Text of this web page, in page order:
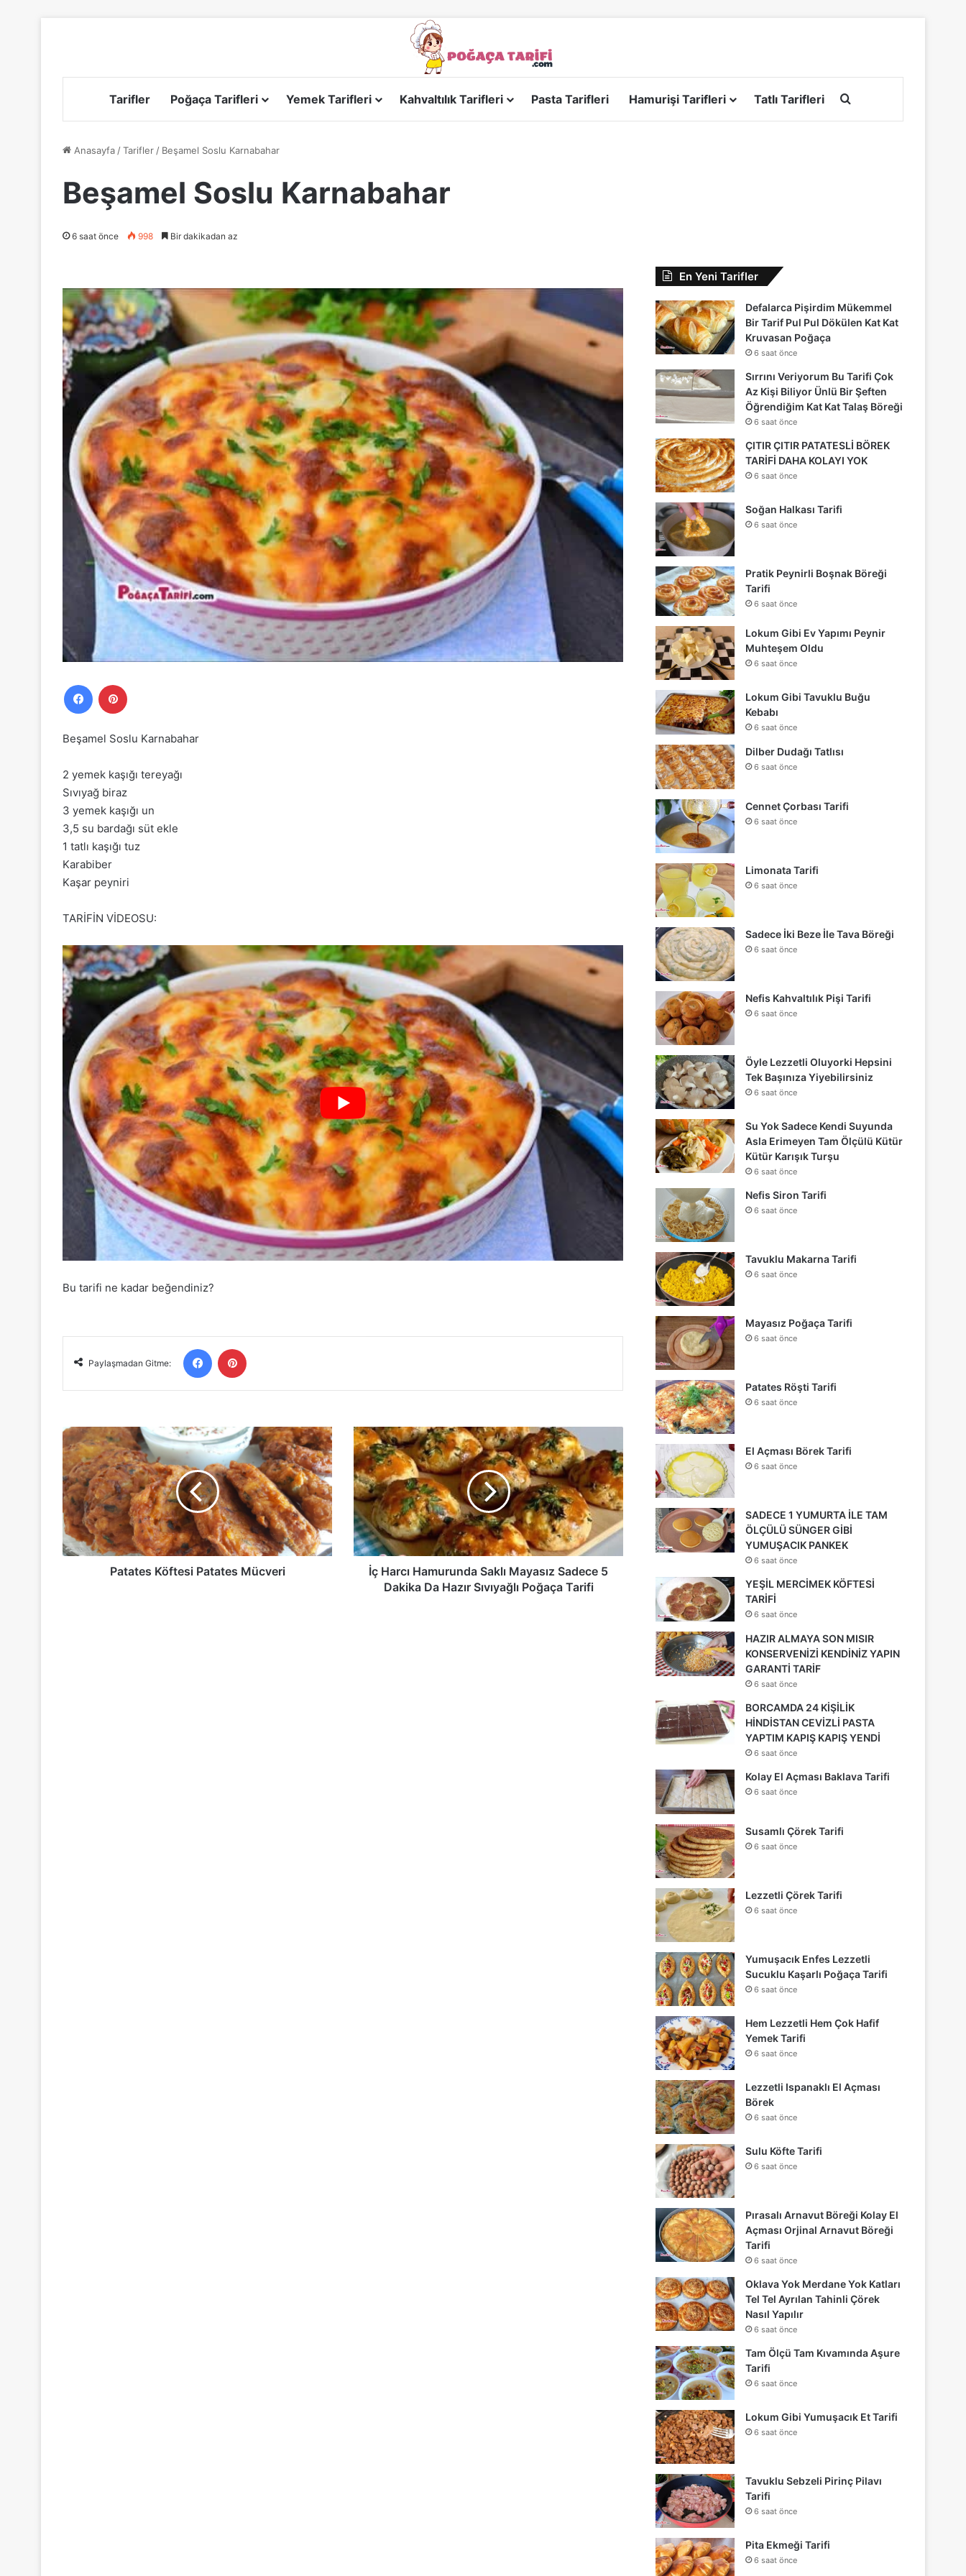
Tarifler Poğaça Tarifleri Yemek Tarifleri Kahvaltılık Tarifleri Pasta Tarifleri Hamurişi Tarifleri Tatlı Tarifleri
Anasayfa /Tarifler / Beşamel Soslu Karnabahar
Beşamel Soslu Karnabahar
6 saat önce 998 Bir dakikadan az
Facebook
Beşamel Soslu Karnabahar
2 yemek kaşığı tereyağı
Sıvıyağ biraz
3 yemek kaşığı un
3,5 su bardağı süt ekle
1 tatlı kaşığı tuz
Karabiber
Kaşar peyniri
TARİFİN VİDEOSU:
Bu tarifi ne kadar beğendiniz?
Paylaşmadan Gitme:
Facebook
Patates
Köftesi
Patates
Mücveri
Patates Köftesi Patates Mücveri
İç
Harcı
Hamurunda
Saklı
Mayasız
Sadece
5
Dakika
Da
Hazır
Sıvıyağlı
İç Harcı Hamurunda Saklı Mayasız Sadece 5
Dakika Da Hazır Sıvıyağlı Poğaça Tarifi
En Yeni Tarifler
Defalarca Pişirdim Mükemmel
Bir Tarif Pul Pul Dökülen Kat Kat
Kruvasan Poğaça
6 saat önce
Sırrını Veriyorum Bu Tarifi Çok
Az Kişi Biliyor Ünlü Bir Şeften
Öğrendiğim Kat Kat Talaş Böreği
6 saat önce
ÇITIR ÇITIR PATATESLİ BÖREK
TARİFİ DAHA KOLAYI YOK
6 saat önce
Soğan Halkası Tarifi
6 saat önce
Pratik Peynirli Boşnak Böreği
Tarifi
6 saat önce
Lokum Gibi Ev Yapımı Peynir
Muhteşem Oldu
6 saat önce
Lokum Gibi Tavuklu Buğu
Kebabı
6 saat önce
Dilber Dudağı Tatlısı
6 saat önce
Cennet Çorbası Tarifi
6 saat önce
Limonata Tarifi
6 saat önce
Sadece İki Beze İle Tava Böreği
6 saat önce
Nefis Kahvaltılık Pişi Tarifi
6 saat önce
Öyle Lezzetli Oluyorki Hepsini
Tek Başınıza Yiyebilirsiniz
6 saat önce
Su Yok Sadece Kendi Suyunda
Asla Erimeyen Tam Ölçülü Kütür
Kütür Karışık Turşu
6 saat önce
Nefis Siron Tarifi
6 saat önce
Tavuklu Makarna Tarifi
6 saat önce
Mayasız Poğaça Tarifi
6 saat önce
Patates Röşti Tarifi
6 saat önce
El Açması Börek Tarifi
6 saat önce
SADECE 1 YUMURTA İLE TAM
ÖLÇÜLÜ SÜNGER GİBİ
YUMUŞACIK PANKEK
6 saat önce
YEŞİL MERCİMEK KÖFTESİ
TARİFİ
6 saat önce
HAZIR ALMAYA SON MISIR
KONSERVENİZİ KENDİNİZ YAPIN
GARANTİ TARİF
6 saat önce
BORCAMDA 24 KİŞİLİK
HİNDİSTAN CEVİZLİ PASTA
YAPTIM KAPIŞ KAPIŞ YENDİ
6 saat önce
Kolay El Açması Baklava Tarifi
6 saat önce
Susamlı Çörek Tarifi
6 saat önce
Lezzetli Çörek Tarifi
6 saat önce
Yumuşacık Enfes Lezzetli
Sucuklu Kaşarlı Poğaça Tarifi
6 saat önce
Hem Lezzetli Hem Çok Hafif
Yemek Tarifi
6 saat önce
Lezzetli Ispanaklı El Açması
Börek
6 saat önce
Sulu Köfte Tarifi
6 saat önce
Pırasalı Arnavut Böreği Kolay El
Açması Orjinal Arnavut Böreği
Tarifi
6 saat önce
Oklava Yok Merdane Yok Katları
Tel Tel Ayrılan Tahinli Çörek
Nasıl Yapılır
6 saat önce
Tam Ölçü Tam Kıvamında Aşure
Tarifi
6 saat önce
Lokum Gibi Yumuşacık Et Tarifi
6 saat önce
Tavuklu Sebzeli Pirinç Pilavı
Tarifi
6 saat önce
Pita Ekmeği Tarifi
6 saat önce